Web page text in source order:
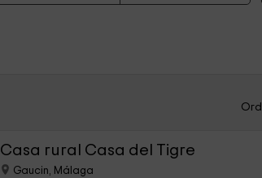
Casa rural Casa del Tigre
Gaucin, Málaga